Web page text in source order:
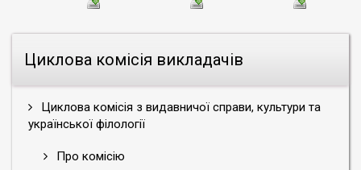
Циклова комісія викладачів
Циклова комісія з видавничої справи, культури та
української філології
Про комісію